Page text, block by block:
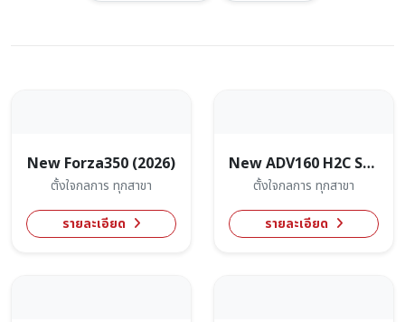
New Forza350 (2026)
ตั้งใจกลการ ทุกสาขา
รายละเอียด
New ADV160 H2C Smart(2026)
ตั้งใจกลการ ทุกสาขา
รายละเอียด